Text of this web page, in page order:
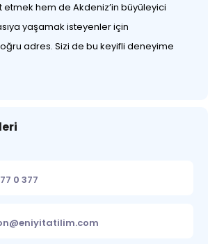
etmek hem de Akdeniz’in büyüleyici
yaşamak isteyenler için
adres. Sizi de bu keyifli deneyime
0 377